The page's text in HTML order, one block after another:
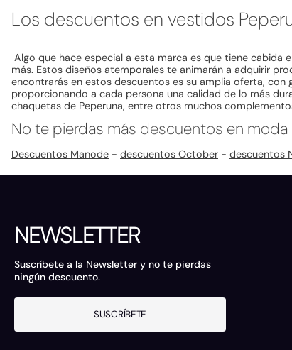
Los descuentos en vestidos
Algo que hace especial a esta marca es que tiene
más. Estos diseños atemporales te animarán a adquirir
encontrarás en estos descuentos es su amplia oferta,
proporcionando a cada persona una calidad de lo más
chaquetas de Peperuna, entre otros muchos
No te pierdas más descuentos en moda
Descuentos Manode - descuentos October - descuentos
NEWSLETTER
Suscríbete a la Newsletter y no te pierdas
ningún descuento.
SUSCRÍBETE